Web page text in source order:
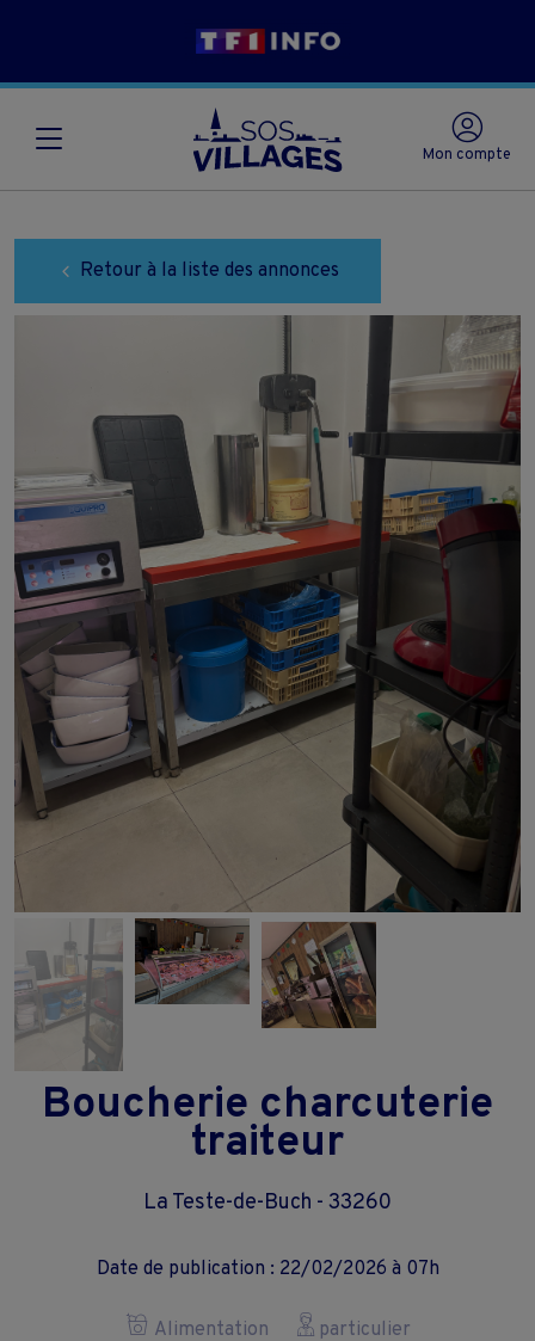
Mon compte
Retour à la liste des annonces
Boucherie charcuterie
traiteur
La Teste-de-Buch - 33260
Date de publication : 22/02/2026 à 07h
Alimentation particulier